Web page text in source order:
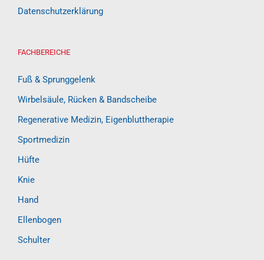
Datenschutzerklärung
FACHBEREICHE
Fuß & Sprunggelenk
Wirbelsäule, Rücken & Bandscheibe
Regenerative Medizin, Eigenbluttherapie
Sportmedizin
Hüfte
Knie
Hand
Ellenbogen
Schulter